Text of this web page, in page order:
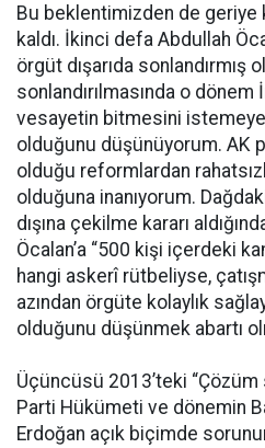
Bu beklentimizden de geriye
kaldı. İkinci defa Abdullah
örgüt dışarıda sonlandırmış
sonlandırılmasında o dönem
vesayetin bitmesini
olduğunu düşünüyorum. AK
olduğu reformlardan
olduğuna inanıyorum.
dışına çekilme kararı
Öcalan’a “500 kişi içerdeki
hangi askerî rütbeliyse,
azından örgüte kolaylık
olduğunu düşünmek abartı
Üçüncüsü 2013’teki
Parti Hükümeti ve dönemin
Erdoğan açık biçimde